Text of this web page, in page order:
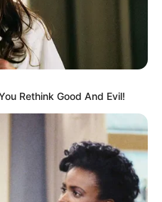
Rethink Good And Evil!